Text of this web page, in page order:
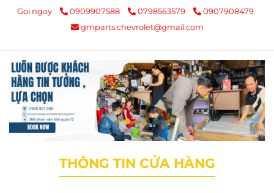
Gọi ngay 0909907588 0798563579
0907908479
gmparts.chevrolet@gmail.com
THÔNG TIN CỬA HÀNG